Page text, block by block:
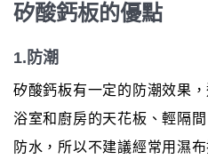
矽酸鈣板的優點
1.防潮
矽酸鈣板有一定的防潮效果
浴室和廚房的天花板、輕隔
防水，所以不建議經常用濕